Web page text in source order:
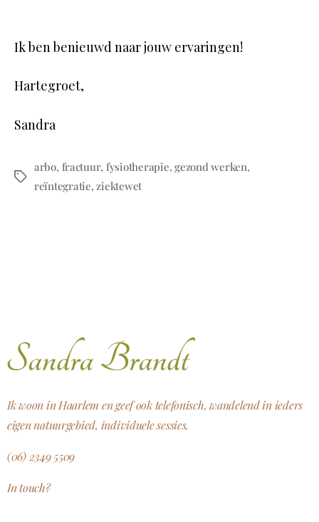
Ik ben benieuwd naar jouw ervaringen!
Hartegroet,
Sandra
arbo, fractuur, fysiotherapie,gezond werken,
reïntegratie,ziektewet
Ik woon in Haarlem en geef ook telefonisch, wandelend in ieders
eigen natuurgebied, individuele sessies.
(06) 2349 5509
In touch?